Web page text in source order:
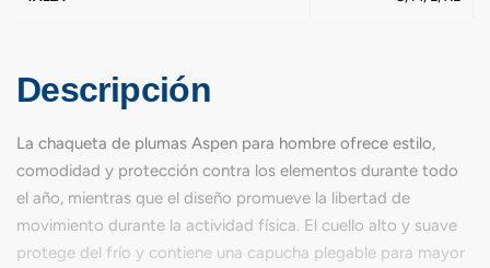
Descripción
La chaqueta de plumas Aspen para hombre ofrece estilo,
comodidad y protección contra los elementos durante todo
el año, mientras que el diseño promueve la libertad de
movimiento durante la actividad física. El cuello alto y suave
protege del frío y contiene una capucha plegable para mayor